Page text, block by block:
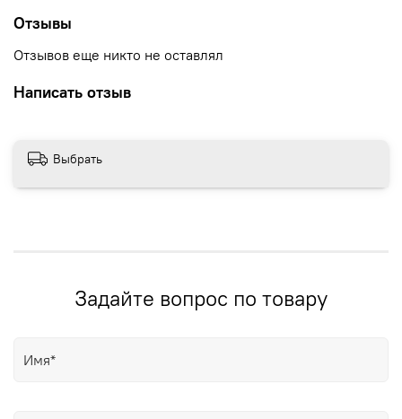
Отзывы
Отзывов еще никто не оставлял
Написать отзыв
Выбрать
Задайте вопрос по товару